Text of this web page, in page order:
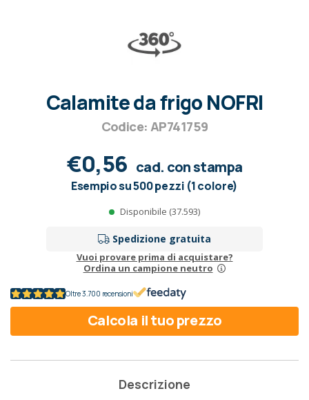
Calamite da frigo NOFRI
Codice: AP741759
€0,56 cad. con stampa
Esempio su 500 pezzi (1 colore)
Disponibile (37.593)
Spedizione gratuita
Vuoi provare prima di acquistare?
Ordina un campione neutro
Oltre 3.700 recensioni
Calcola il tuo prezzo
Descrizione